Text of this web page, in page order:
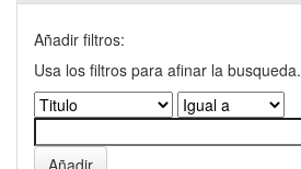
Añadir filtros:
Usa los filtros para afinar la busqueda.